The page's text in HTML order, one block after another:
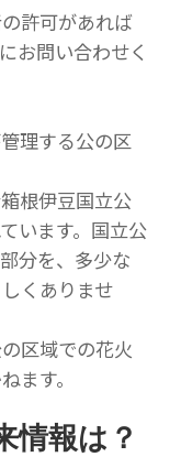
許可があれば
お問い合わせく
理する公の区
根伊豆国立公
います。国立公
分を、多少な
くありませ
区域での花火
ます。
情報は？